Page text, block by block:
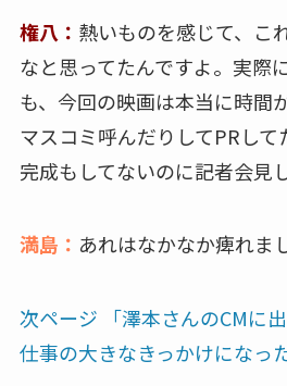
権八： 熱いものを感じて、こ
なと思ってたんですよ。実際
も、今回の映画は本当に時間
マスコミ呼んだりしてPRして
完成もしてないのに記者会見
満島： あれはなかなか痺れま
次ページ 「澤本さんのCMに
仕事の大きなきっかけになっ